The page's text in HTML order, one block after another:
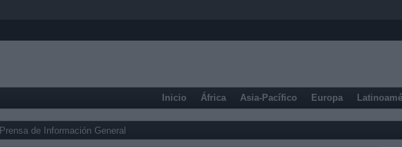
Inicio África Asia-Pacífico Europa
Prensa de Información General